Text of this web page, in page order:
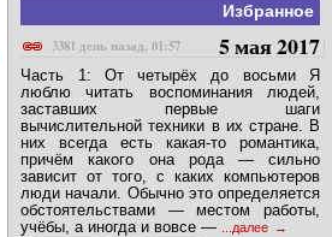
Избранное
3381 день назад, 01:57
5 мая 2017
Часть 1: От четырёх до восьми Я
люблю читать воспоминания людей,
заставших первые шаги
вычислительной техники в их стране. В
них всегда есть какая-то романтика,
причём какого она рода — сильно
зависит от того, с каких компьютеров
люди начали. Обычно это определяется
обстоятельствами — местом работы,
учёбы, а иногда и вовсе —
...далее